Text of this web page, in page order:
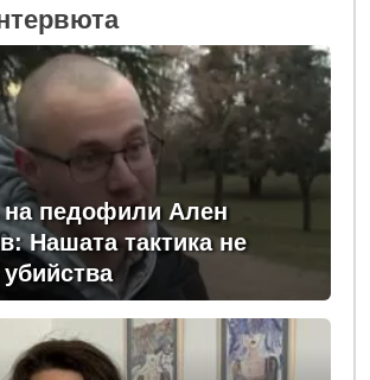
педофили Ален
Нашата тактика не